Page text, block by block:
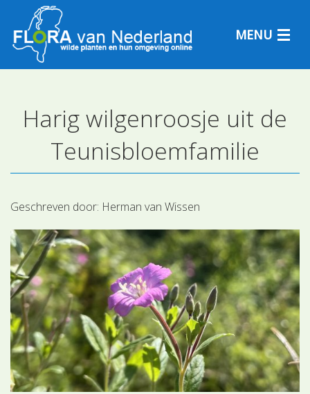
MENU
Plantensoorten
Determineren
Harig wilgenroosje uit de
Teunisbloemfamilie
Geschreven door: Herman van Wissen